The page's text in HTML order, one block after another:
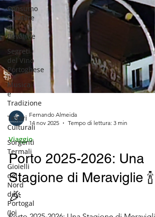
Consumo
Salutare
di
Bevande
Segreti
del Vino
Portoghese
Musica
e
Tradizione
Tesori
Culturali
Sorgenti
Termali
Gioielli
del
Nord
del
Portogal
(Joi